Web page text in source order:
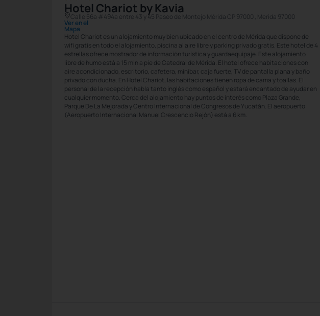
Hotel Chariot by Kavia
Calle 56ª #494ª entre 43 y 45 Paseo de Montejo Mérida CP 97000 , Merida 97000
Ver en el
Mapa
Hotel Chariot es un alojamiento muy bien ubicado en el centro de Mérida que dispone de
wifi gratis en todo el alojamiento, piscina al aire libre y parking privado gratis. Este hotel de 4
estrellas ofrece mostrador de información turística y guardaequipaje. Este alojamiento
libre de humo está a 15 min a pie de Catedral de Mérida. El hotel ofrece habitaciones con
aire acondicionado, escritorio, cafetera, minibar, caja fuerte, TV de pantalla plana y baño
privado con ducha. En Hotel Chariot, las habitaciones tienen ropa de cama y toallas. El
personal de la recepción habla tanto inglés como español y estará encantado de ayudar en
cualquier momento. Cerca del alojamiento hay puntos de interés como Plaza Grande,
Parque De La Mejorada y Centro Internacional de Congresos de Yucatán. El aeropuerto
(Aeropuerto Internacional Manuel Crescencio Rejón) está a 6 km.